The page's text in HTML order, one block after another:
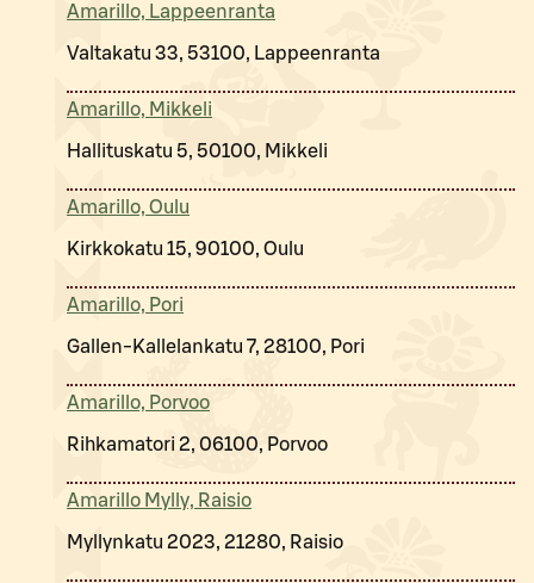
Amarillo, Lappeenranta
Valtakatu 33, 53100, Lappeenranta
Amarillo, Mikkeli
Hallituskatu 5, 50100, Mikkeli
Amarillo, Oulu
Kirkkokatu 15, 90100, Oulu
Amarillo, Pori
Gallen-Kallelankatu 7, 28100, Pori
Amarillo, Porvoo
Rihkamatori 2, 06100, Porvoo
Amarillo Mylly, Raisio
Myllynkatu 2023, 21280, Raisio